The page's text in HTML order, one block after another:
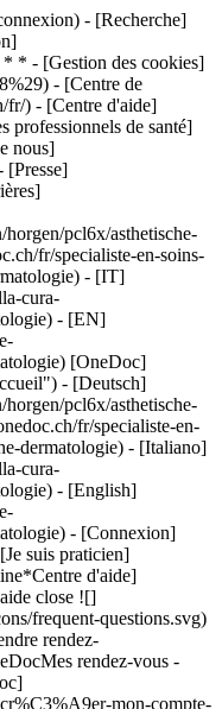
- [Recherche]
* - [Gestion des cookies]
- [Centre de
fr/) - [Centre d'aide]
de santé]
nous]
[Presse]
pcl6x/asthetische-
fr/specialiste-en-soins-
- [IT]
cura-
- [EN]
[OneDoc]
- [Deutsch]
pcl6x/asthetische-
fr/specialiste-en-
dermatologie) - [Italiano]
cura-
- [English]
- [Connexion]
suis praticien]
d'aide]
close ![]
frequent-questions.svg)
rendez-
rendez-vous -
mon-compte-